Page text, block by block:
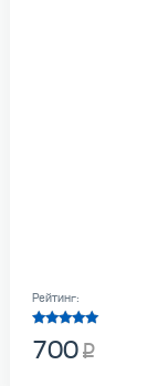
Рейтинг:
700